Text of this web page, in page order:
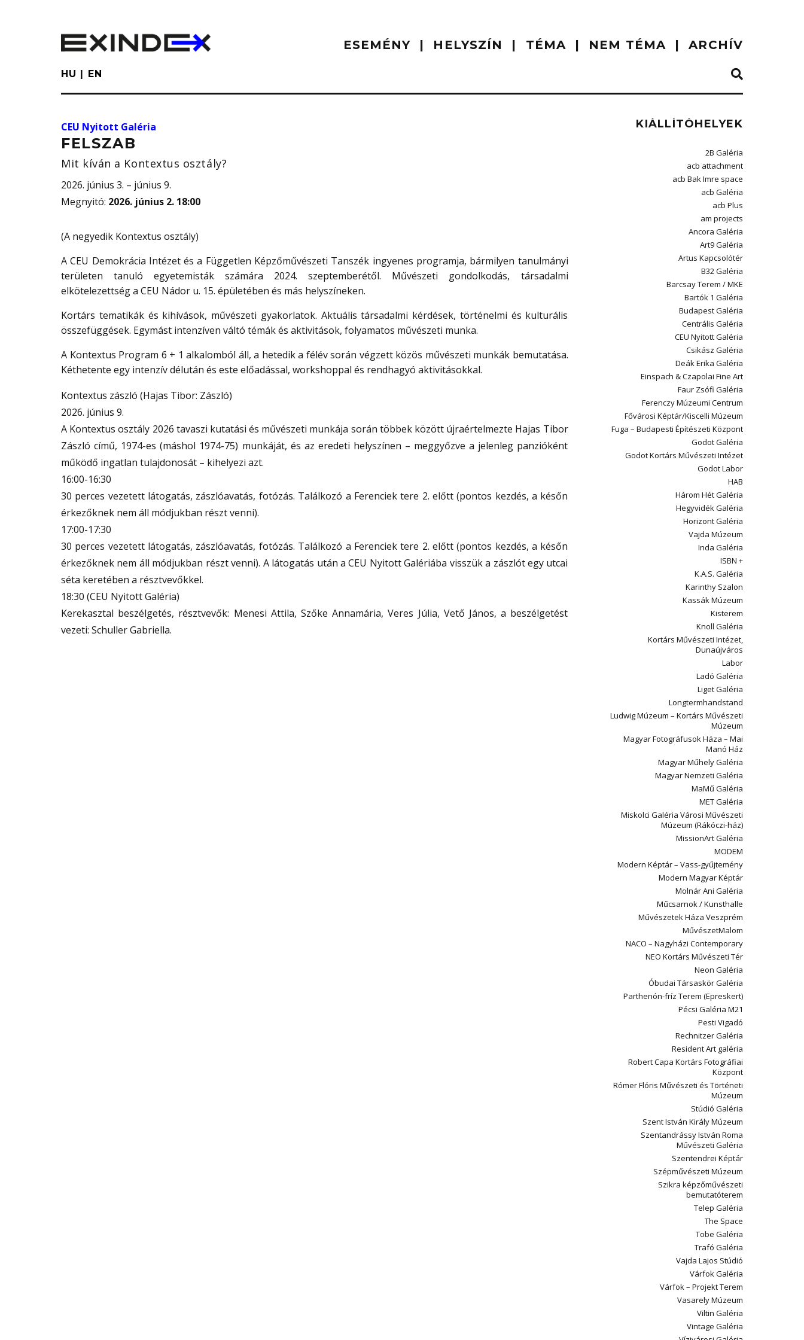
ESEMÉNY HELYSZÍN TÉMA NEM TÉMA ARCHÍV
HU EN
CEU Nyitott Galéria
FELSZAB
Mit kíván a Kontextus osztály?
2026. június 3. – június 9.
Megnyitó: 2026. június 2. 18:00
(A negyedik Kontextus osztály)
A CEU Demokrácia Intézet és a Független Képzőművészeti Tanszék ingyenes programja, bármilyen tanulmányi
területen tanuló egyetemisták számára 2024. szeptemberétől.
Művészeti gondolkodás, társadalmi
elkötelezettség a CEU Nádor u. 15. épületében és más helyszíneken.
Kortárs tematikák és kihívások, művészeti gyakorlatok. Aktuális társadalmi kérdések, történelmi és kulturális
összefüggések. Egymást intenzíven váltó témák és aktivitások, folyamatos művészeti munka.
A Kontextus Program 6 + 1 alkalomból áll, a hetedik a félév során végzett közös művészeti munkák bemutatása.
Kéthetente egy intenzív délután és este előadással, workshoppal és rendhagyó aktivitásokkal.
Kontextus zászló (Hajas Tibor: Zászló)
2026. június 9.
A Kontextus osztály 2026 tavaszi kutatási és művészeti munkája során többek között újraértelmezte Hajas Tibor
Zászló című, 1974-es (máshol 1974-75) munkáját, és az eredeti helyszínen – meggyőzve a jelenleg panzióként
működő ingatlan tulajdonosát – kihelyezi azt.
16:00-16:30
30 perces vezetett látogatás, zászlóavatás, fotózás. Találkozó a Ferenciek tere 2. előtt (pontos kezdés, a későn
érkezőknek nem áll módjukban részt venni).
17:00-17:30
30 perces vezetett látogatás, zászlóavatás, fotózás. Találkozó a Ferenciek tere 2. előtt (pontos kezdés, a későn
érkezőknek nem áll módjukban részt venni). A látogatás után a CEU Nyitott Galériába visszük a zászlót egy utcai
séta keretében a résztvevőkkel.
18:30 (CEU Nyitott Galéria)
Kerekasztal beszélgetés, résztvevők: Menesi Attila, Szőke Annamária, Veres Júlia, Vető János, a beszélgetést
vezeti: Schuller Gabriella.
KIÁLLÍTÓHELYEK
2B Galéria
acb attachment
acb Bak Imre space
acb Galéria
acb Plus
am projects
Ancora Galéria
Art9 Galéria
Artus Kapcsolótér
B32 Galéria
Barcsay Terem / MKE
Bartók 1 Galéria
Budapest Galéria
Centrális Galéria
CEU Nyitott Galéria
Csikász Galéria
Deák Erika Galéria
Einspach & Czapolai Fine Art
Faur Zsófi Galéria
Ferenczy Múzeumi Centrum
Fővárosi Képtár/Kiscelli Múzeum
Fuga – Budapesti Építészeti Központ
Godot Galéria
Godot Kortárs Művészeti Intézet
Godot Labor
HAB
Három Hét Galéria
Hegyvidék Galéria
Horizont Galéria
Vajda Múzeum
Inda Galéria
ISBN +
K.A.S. Galéria
Karinthy Szalon
Kassák Múzeum
Kisterem
Knoll Galéria
Kortárs Művészeti Intézet,
Dunaújváros
Labor
Ladó Galéria
Liget Galéria
Longtermhandstand
Ludwig Múzeum – Kortárs Művészeti
Múzeum
Magyar Fotográfusok Háza – Mai
Manó Ház
Magyar Műhely Galéria
Magyar Nemzeti Galéria
MaMű Galéria
MET Galéria
Miskolci Galéria Városi Művészeti
Múzeum (Rákóczi-ház)
MissionArt Galéria
MODEM
Modern Képtár – Vass-gyűjtemény
Modern Magyar Képtár
Molnár Ani Galéria
Műcsarnok / Kunsthalle
Művészetek Háza Veszprém
MűvészetMalom
NACO – Nagyházi Contemporary
NEO Kortárs Művészeti Tér
Neon Galéria
Óbudai Társaskör Galéria
Parthenón-fríz Terem (Epreskert)
Pécsi Galéria M21
Pesti Vigadó
Rechnitzer Galéria
Resident Art galéria
Robert Capa Kortárs Fotográfiai
Központ
Rómer Flóris Művészeti és Történeti
Múzeum
Stúdió Galéria
Szent István Király Múzeum
Szentandrássy István Roma
Művészeti Galéria
Szentendrei Képtár
Szépművészeti Múzeum
Szikra képzőművészeti
bemutatóterem
Telep Galéria
The Space
Tobe Galéria
Trafó Galéria
Vajda Lajos Stúdió
Várfok Galéria
Várfok – Projekt Terem
Vasarely Múzeum
Viltin Galéria
Vintage Galéria